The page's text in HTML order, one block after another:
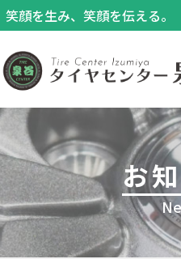
笑顔を生み、笑顔を伝える。
お